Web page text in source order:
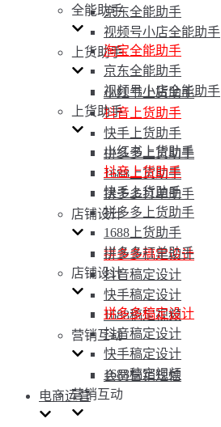
京东全能助手
视频号小店全能助手
上货助手
小红书上货助手
抖音上货助手
快手上货助手
拼多多上货助手
1688上货助手
拼多多打单助手
店铺设计
拼多多稿定设计
抖音稿定设计
快手稿定设计
1688稿定视频
营销互动
会员营销短信
电商运营
全能助手
淘宝全能助手
京东全能助手
视频号小店全能助手
上货助手
小红书上货助手
抖音上货助手
快手上货助手
拼多多上货助手
1688上货助手
拼多多打单助手
店铺设计
拼多多稿定设计
抖音稿定设计
快手稿定设计
1688稿定视频
营销互动